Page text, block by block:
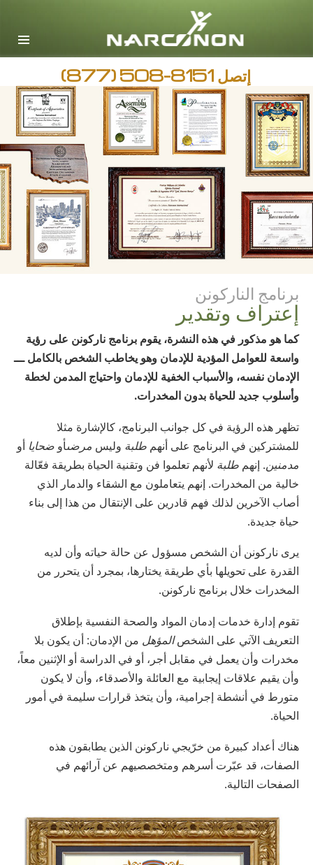
Arabic
جميع المناطق / اللغات
إتصل(877) 508-8151
برنامج الناركونن
إعتراف وتقدير
كما هو مذكور في هذه النشرة، يقوم برنامج ناركونن على رؤية
واسعة للعوامل المؤدية للإدمان وهو يخاطب الشخص بالكامل ـــ
الإدمان نفسه، والأسباب الخفية للإدمان واحتياج المدمن لخطة
وأسلوب جديد للحياة بدون المخدرات.
تظهر هذه الرؤية في كل جوانب البرنامج، كالإشارة مثلا
للمشتركين في البرنامج على أنهم طلبة وليس مرضىأو ضحايا أو
مدمنين. إنهم طلبة لأنهم تعلموا فن وتقنية الحياة بطريقة فعّالة
خالية من المخدرات. إنهم يتعاملون مع الشقاء والدمار الذي
أصاب الآخرين لذلك فهم قادرين على الإنتقال من هذا إلى بناء
حياة جديدة.
يرى ناركونن أن الشخص مسؤول عن حالة حياته وأن لديه
القدرة على تحويلها بأي طريقة يختارها، بمجرد أن يتحرر من
المخدرات خلال برنامج ناركونن.
تقوم إدارة خدمات إدمان المواد والصحة النفسية بإطلاق
التعريف الآتي على الشخصالمؤهل من الإدمان: أن يكون بلا
مخدرات وأن يعمل في مقابل أجر، أو في الدراسة أو الإثنين معاً،
وأن يقيم علاقات إيجابية مع العائلة والأصدقاء، وأن لا يكون
متورط في أنشطة إجرامية، وأن يتخذ قرارات سليمة في أمور
الحياة.
هناك أعداد كبيرة من خرّيجي ناركونن الذين يطابقون هذه
الصفات، قد عبّرت أسرهم ومتخصصيهم عن آرائهم في
الصفحات التالية.